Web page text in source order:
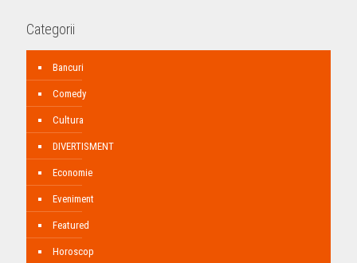
Categorii
Bancuri
Comedy
Cultura
DIVERTISMENT
Economie
Eveniment
Featured
Horoscop